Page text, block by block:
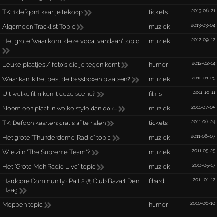
TK:1 defqon1 kaartje tekoop tickets 2013-06-21
Algemeen Tracklist Topic muziek 2013-03-04
Het grote "waar komt deze vocal vandaan" topic muziek 2012-09-12
Leuke plaatjes / foto's die je tegen komt humor 2012-02-14
Waar kan ik het best de bassboxen plaatsen? muziek 2012-01-25
Uit welke film komt deze scene? films 2011-10-11
Noem een plaat in welke style dan ook... muziek 2011-07-05
TK: Defqon kaarten: gratis af te halen tickets 2011-06-24
Het grote "Thunderdome-Radio" topic muziek 2011-06-07
Wie zijn "The Supreme Team"? muziek 2011-05-25
Het "Grote Moh Radio Live" topic muziek 2011-05-17
Hardcore Community · Part 2 @ Club Bazart Den
Haag
f:hard 2011-01-12
Moppen topic humor 2010-06-10